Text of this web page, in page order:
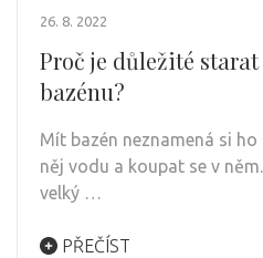
26. 8. 2022
Proč je důležité starat
bazénu?
Mít bazén neznamená si
něj vodu a koupat se v
velký …
PŘEČÍST